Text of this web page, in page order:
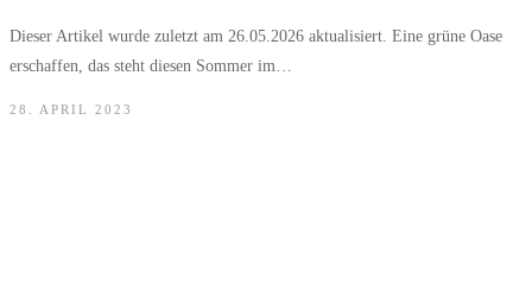
Dieser Artikel wurde zuletzt am 26.05.2026 aktualisiert. Eine grüne Oase
erschaffen, das steht diesen Sommer im…
28. APRIL 2023